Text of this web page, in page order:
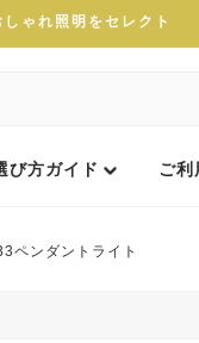
ゃれ照明をセレクト
び方ガイド ご利
ペンダントライト